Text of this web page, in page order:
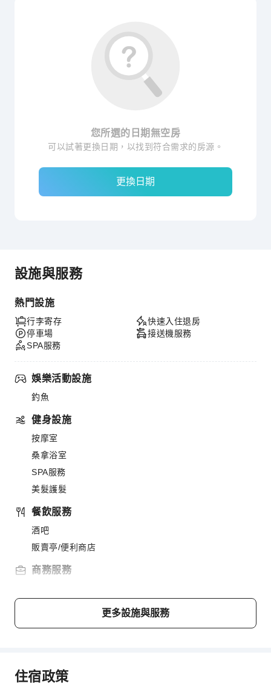
您所選的日期無空房
可以試著更換日期，以找到符合需求的房源。
更換日期
設施與服務
熱門設施
行李寄存
停車場
SPA服務
快速入住退房
接送機服務
娛樂活動設施
釣魚
健身設施
按摩室
桑拿浴室
SPA服務
美髮護髮
餐飲服務
酒吧
販賣亭/便利商店
商務服務
潛水
交通服務
更多設施與服務
住宿政策